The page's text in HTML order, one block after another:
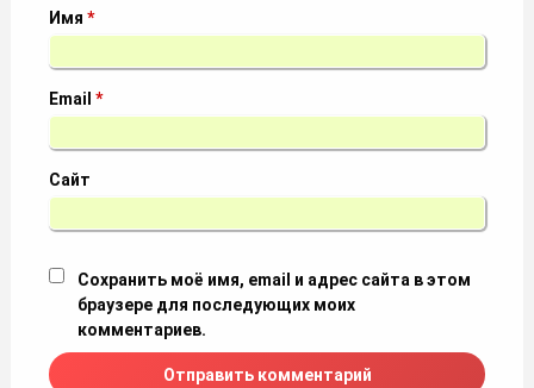
Имя *
Email *
Сайт
Сохранить моё имя, email и адрес сайта в этом
браузере для последующих моих
комментариев.